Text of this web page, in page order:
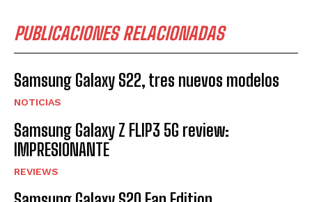
PUBLICACIONES RELACIONADAS
Samsung Galaxy S22, tres nuevos modelos
NOTICIAS
Samsung Galaxy Z FLIP3 5G review:
IMPRESIONANTE
REVIEWS